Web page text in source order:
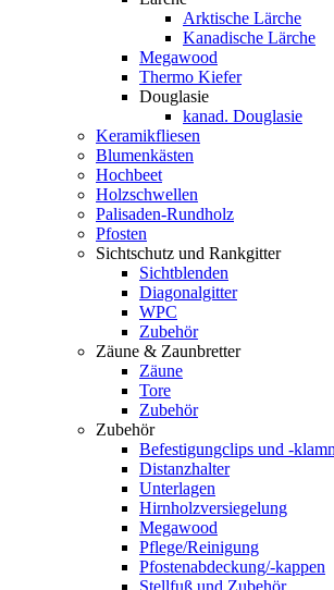
Arktische Lärche
Kanadische Lärche
Megawood
Thermo Kiefer
Douglasie
kanad. Douglasie
Keramikfliesen
Blumenkästen
Hochbeet
Holzschwellen
Palisaden-Rundholz
Pfosten
Sichtschutz und Rankgitter
Sichtblenden
Diagonalgitter
WPC
Zubehör
Zäune & Zaunbretter
Zäune
Tore
Zubehör
Zubehör
Befestigungclips und -
Distanzhalter
Unterlagen
Hirnholzversiegelung
Megawood
Pflege/Reinigung
Pfostenabdeckung/-kappen
Stellfuß und Zubehör